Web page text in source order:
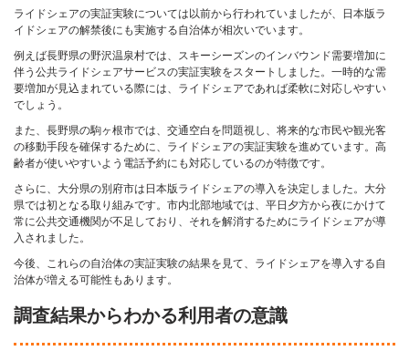
ライドシェアの実証実験については以前から行われていましたが、日本版ラ
イドシェアの解禁後にも実施する自治体が相次いでいます。
例えば長野県の野沢温泉村では、スキーシーズンのインバウンド需要増加に
伴う公共ライドシェアサービスの実証実験をスタートしました。一時的な需
要増加が見込まれている際には、ライドシェアであれば柔軟に対応しやすい
でしょう。
また、長野県の駒ヶ根市では、交通空白を問題視し、将来的な市民や観光客
の移動手段を確保するために、ライドシェアの実証実験を進めています。高
齢者が使いやすいよう電話予約にも対応しているのが特徴です。
さらに、大分県の別府市は日本版ライドシェアの導入を決定しました。大分
県では初となる取り組みです。市内北部地域では、平日夕方から夜にかけて
常に公共交通機関が不足しており、それを解消するためにライドシェアが導
入されました。
今後、これらの自治体の実証実験の結果を見て、ライドシェアを導入する自
治体が増える可能性もあります。
調査結果からわかる利用者の意識